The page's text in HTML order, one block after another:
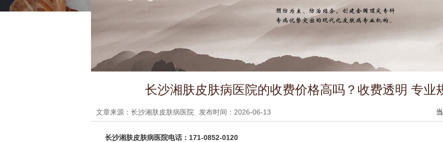
长沙湘肤皮肤病医院的收费价格高吗？收费透明 专业
文章来源：长沙湘肤皮肤病医院 发布时间：2026-06-13
长沙湘肤皮肤病医院电话：171-0852-0120